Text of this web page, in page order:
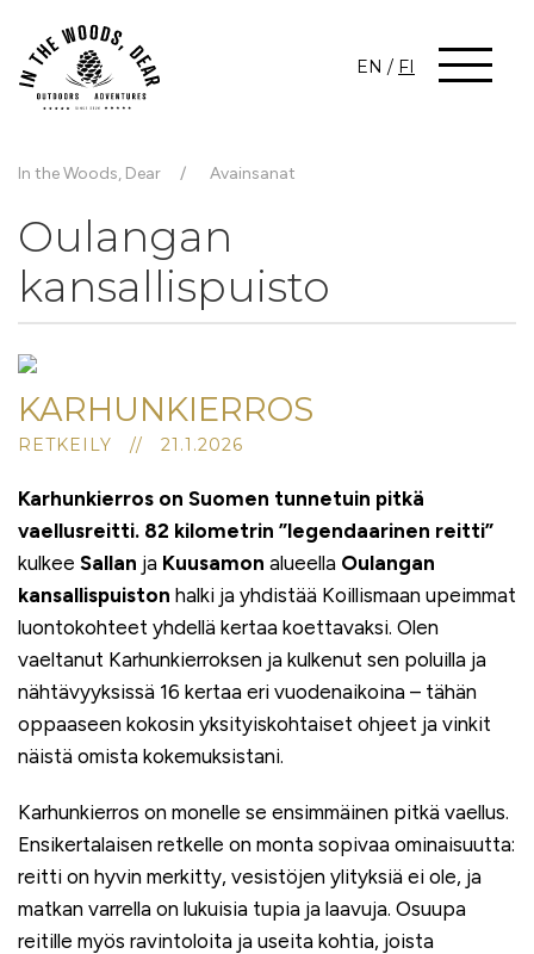
EN / FI
In the Woods, Dear Avainsanat
Oulangan
kansallispuisto
KARHUNKIERROS
RETKEILY // 21.1.2026
Karhunkierros on Suomen tunnetuin pitkä
vaellusreitti. 82 kilometrin ”legendaarinen reitti”
kulkee Sallan ja Kuusamon alueella Oulangan
kansallispuiston halki ja yhdistää Koillismaan upeimmat
luontokohteet yhdellä kertaa koettavaksi. Olen
vaeltanut Karhunkierroksen ja kulkenut sen poluilla ja
nähtävyyksissä 16 kertaa eri vuodenaikoina – tähän
oppaaseen kokosin yksityiskohtaiset ohjeet ja vinkit
näistä omista kokemuksistani.
Karhunkierros on monelle se ensimmäinen pitkä vaellus.
Ensikertalaisen retkelle on monta sopivaa ominaisuutta:
reitti on hyvin merkitty, vesistöjen ylityksiä ei ole, ja
matkan varrella on lukuisia tupia ja laavuja. Osuupa
reitille myös ravintoloita ja useita kohtia, joista